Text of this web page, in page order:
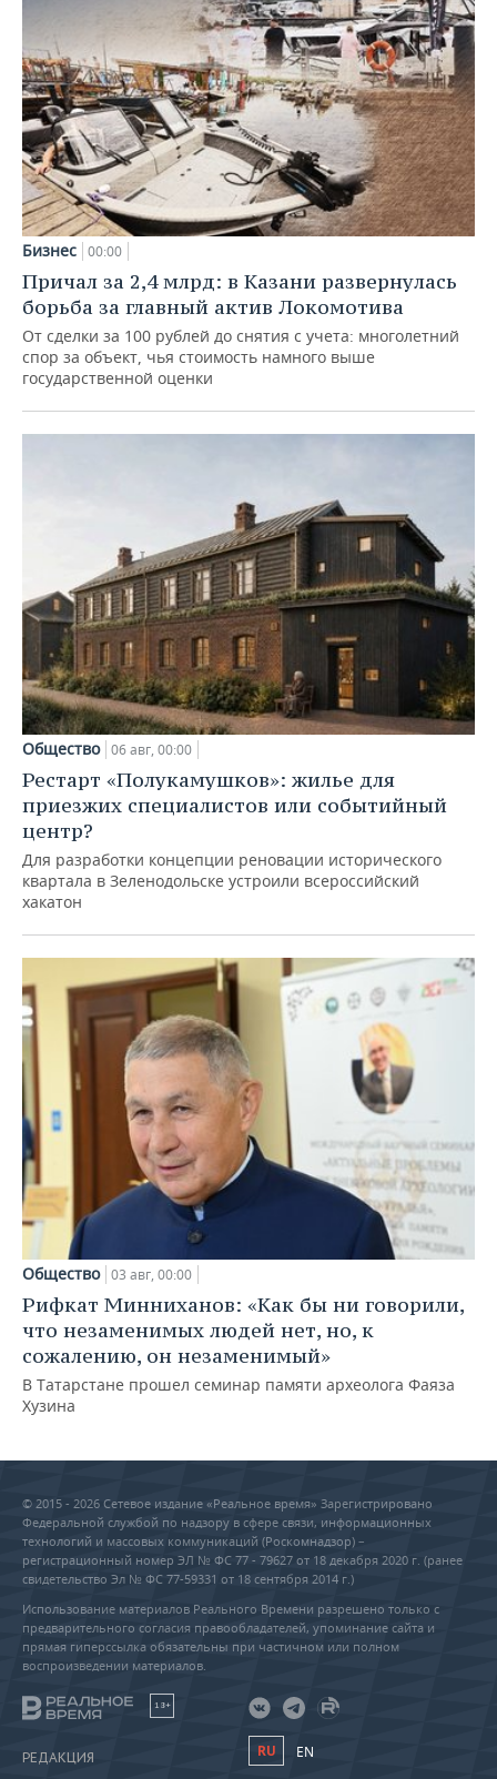
Бизнес 00:00
Причал за 2,4 млрд: в Казани развернулась
борьба за главный актив Локомотива
От сделки за 100 рублей до снятия с учета: многолетний
спор за объект, чья стоимость намного выше
государственной оценки
Общество 06 авг, 00:00
Рестарт «Полукамушков»: жилье для
приезжих специалистов или событийный
центр?
Для разработки концепции реновации исторического
квартала в Зеленодольске устроили всероссийский
хакатон
Общество 03 авг, 00:00
Рифкат Минниханов: «Как бы ни говорили,
что незаменимых людей нет, но, к
сожалению, он незаменимый»
В Татарстане прошел семинар памяти археолога Фаяза
Хузина
© 2015 - 2026 Сетевое издание «Реальное время» Зарегистрировано
Федеральной службой по надзору в сфере связи, информационных
технологий и массовых коммуникаций (Роскомнадзор) –
регистрационный номер ЭЛ № ФС 77 - 79627 от 18 декабря 2020 г. (ранее
свидетельство Эл № ФС 77-59331 от 18 сентября 2014 г.)
Использование материалов Реального Времени разрешено только с
предварительного согласия правообладателей, упоминание сайта и
прямая гиперссылка обязательны при частичном или полном
воспроизведении материалов.
18+
РЕДАКЦИЯ
RU EN